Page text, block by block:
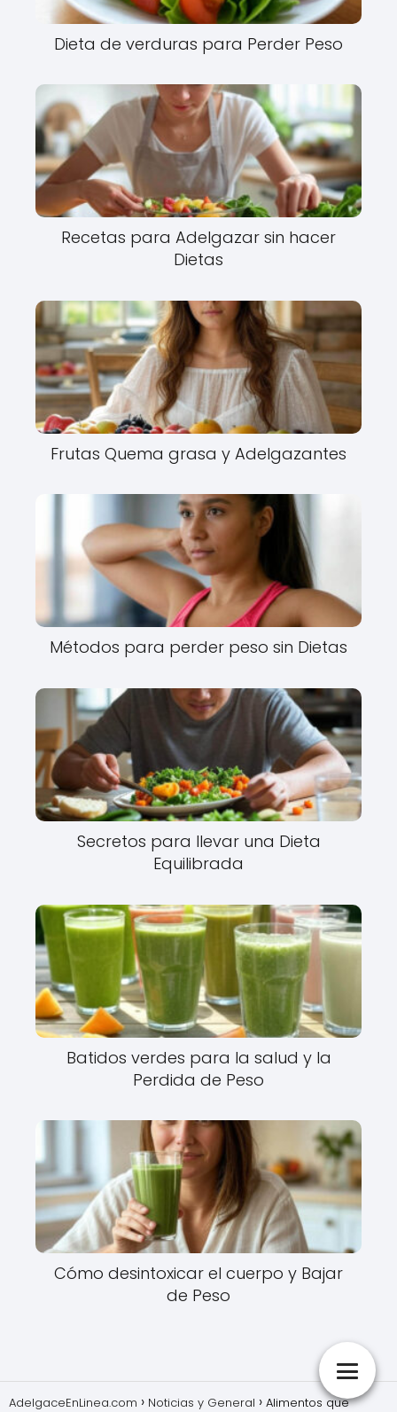
Dieta de verduras para Perder Peso
Recetas para Adelgazar sin hacer
Dietas
Frutas Quema grasa y Adelgazantes
Métodos para perder peso sin Dietas
Secretos para llevar una Dieta
Equilibrada
Batidos verdes para la salud y la
Perdida de Peso
Cómo desintoxicar el cuerpo y Bajar
de Peso
AdelgaceEnLinea.com Noticias y General Alimentos que